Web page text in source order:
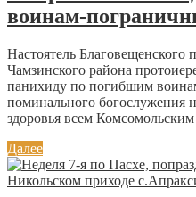
воинам-
Настоятель Благовещенского
Чамзинского района
панихиду по погибшим
поминального богослужения
здоровья всем
Далее